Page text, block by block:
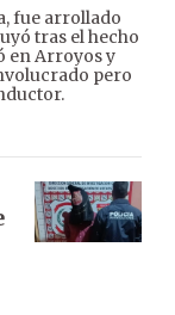
fue arrollado
tras el hecho
en Arroyos y
pero